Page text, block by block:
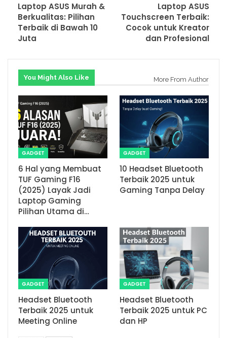
Laptop ASUS Murah &
Berkualitas: Pilihan
Terbaik di Bawah 10
Juta
Laptop ASUS
Touchscreen Terbaik:
Cocok untuk Kreator
dan Profesional
You Might Also Like More From Author
GADGET
6 Hal yang Membuat
TUF Gaming F16
(2025) Layak Jadi
Laptop Gaming
Pilihan Utama di…
GADGET
10 Headset Bluetooth
Terbaik 2025 untuk
Gaming Tanpa Delay
GADGET
Headset Bluetooth
Terbaik 2025 untuk
Meeting Online
GADGET
Headset Bluetooth
Terbaik 2025 untuk PC
dan HP